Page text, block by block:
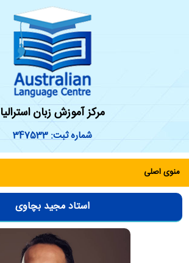
مرکز آموزش زبان استرالیا
شماره ثبت: 347533
منوی اصلی
استاد مجید بچاوی